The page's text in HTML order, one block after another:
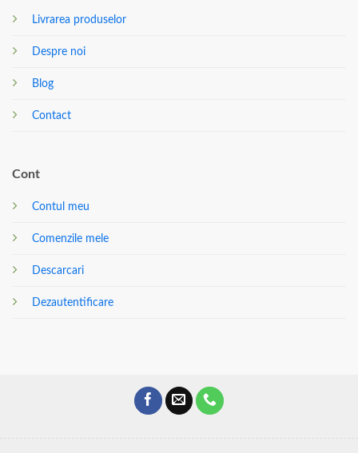
Livrarea produselor
Despre noi
Blog
Contact
Cont
Contul meu
Comenzile mele
Descarcari
Dezautentificare